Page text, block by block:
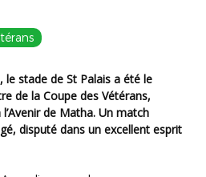
le stade de St Palais a été le
de la Coupe des Vétérans,
l’Avenir de Matha. Un match
disputé dans un excellent esprit